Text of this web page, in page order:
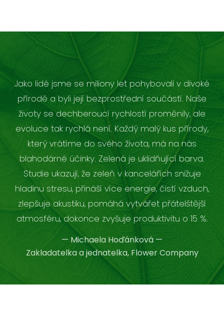
Jako lidé jsme se miliony let pohybovali v divoké
přírodě a byli její bezprostřední součástí. Naše
životy se dechberoucí rychlostí proměnily, ale
evoluce tak rychlá není. Každý malý kus přírody,
který vrátíme do svého života, má na nás
blahodárné účinky. Zelená je uklidňující barva.
Studie ukazují, že zeleň v kancelářích snižuje
hladinu stresu, přináší více energie, čistí vzduch,
zlepšuje akustiku, pomáhá vytvářet přátelštější
atmosféru, dokonce zvyšuje produktivitu o 15 %.
— Michaela Hoďánková —
Zakladatelka a jednatelka, Flower Company